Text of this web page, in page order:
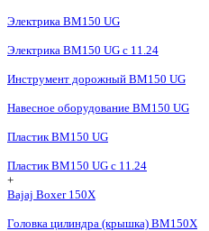
Электрика BM150 UG
Электрика BM150 UG c 11.24
Инструмент дорожный BM150 UG
Навесное оборудование BM150 UG
Пластик BM150 UG
Пластик BM150 UG c 11.24
+
Bajaj Boxer 150X
Головка цилиндра (крышка) BM150X